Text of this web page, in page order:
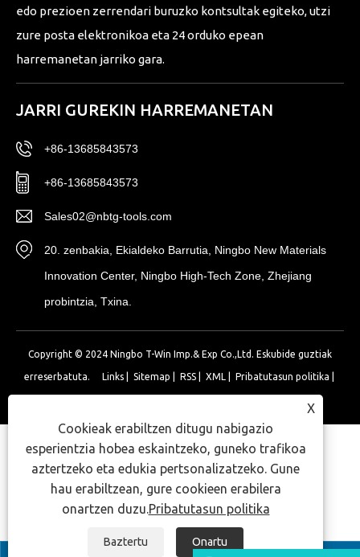
edo prezioen zerrendari buruzko kontsultak egiteko, utzi
zure posta elektronikoa eta 24 orduko epean
harremanetan jarriko gara.
JARRI GUREKIN HARREMANETAN
+86-13685843573
+86-13685843573
Sales02@nbtg-tools.com
20. zenbakia, Ekialdeko Barrutia, Ningbo New Materials
Innovation Center, Ningbo High-Tech Zone, Zhejiang
probintzia, Txina.
Copyright © 2024 Ningbo T-Win Imp.& Exp Co.,Ltd. Eskubide guztiak
erreserbatuta. Links| Sitemap RSS| XML Pribatutasun politika
X
Cookieak erabiltzen ditugu nabigazio
esperientzia hobea eskaintzeko, guneko trafikoa
aztertzeko eta edukia pertsonalizatzeko. Gune
hau erabiltzean, gure cookieen erabilera
onartzen duzu.Pribatutasun politika
Baztertu Onartu